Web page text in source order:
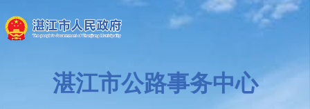
湛江市公路事务中心